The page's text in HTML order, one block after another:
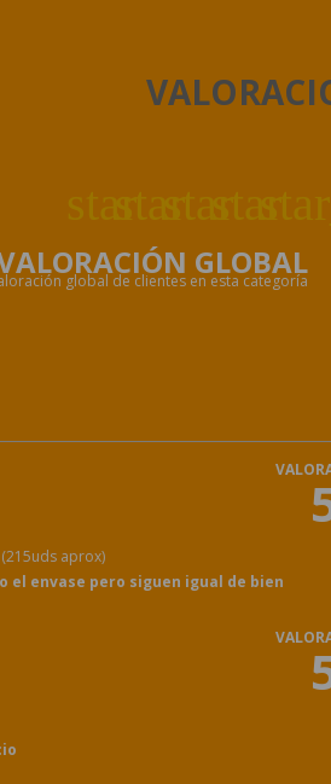
GLOBAL
global de clientes en esta categoría
aprox)
el envase pero siguen igual de bien